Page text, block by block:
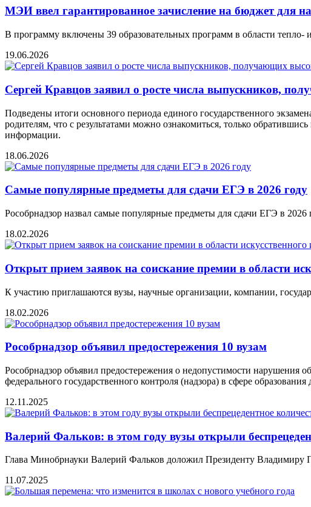
МЭИ ввел гарантированное зачисление на бюджет для
В программу включены 39 образовательных программ в области тепло-
19.06.2026
Сергей Кравцов заявил о росте числа выпускников,
Подведены итоги основного периода единого государственного
родителям, что с результатами можно ознакомиться, только
информации.
18.06.2026
Самые популярные предметы для сдачи ЕГЭ в 2026 году
Рособрнадзор назвал самые популярные предметы для сдачи ЕГЭ в
18.02.2026
Открыт прием заявок на соискание премии в области
К участию приглашаются вузы, научные организации, компании,
18.02.2026
Рособрнадзор объявил предостережения 10 вузам
Рособрнадзор объявил предостережения о недопустимости нарушения
федерального государственного контроля (надзора) в сфере
12.11.2025
Валeрий Фальков: в этом году вузы открыли
Глава Минобрнауки Валерий Фальков доложил Президенту Владимиру
11.07.2025